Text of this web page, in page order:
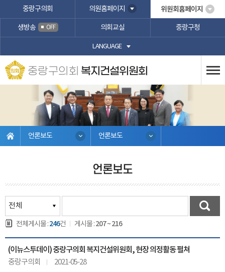
본문바로가기
중랑구의회 의원홈페이지 위원회홈페이지
생방송 OFF 의회교실 중랑구청
LANGUAGE
중랑구의회 복지건설위원회
언론보도 언론보도
언론보도
전체게시물 :246건 게시물 :207 ~ 216
(이뉴스투데이) 중랑구의회 복지건설위원회, 현장 의정활동 펼쳐
중랑구의회 2021-05-28